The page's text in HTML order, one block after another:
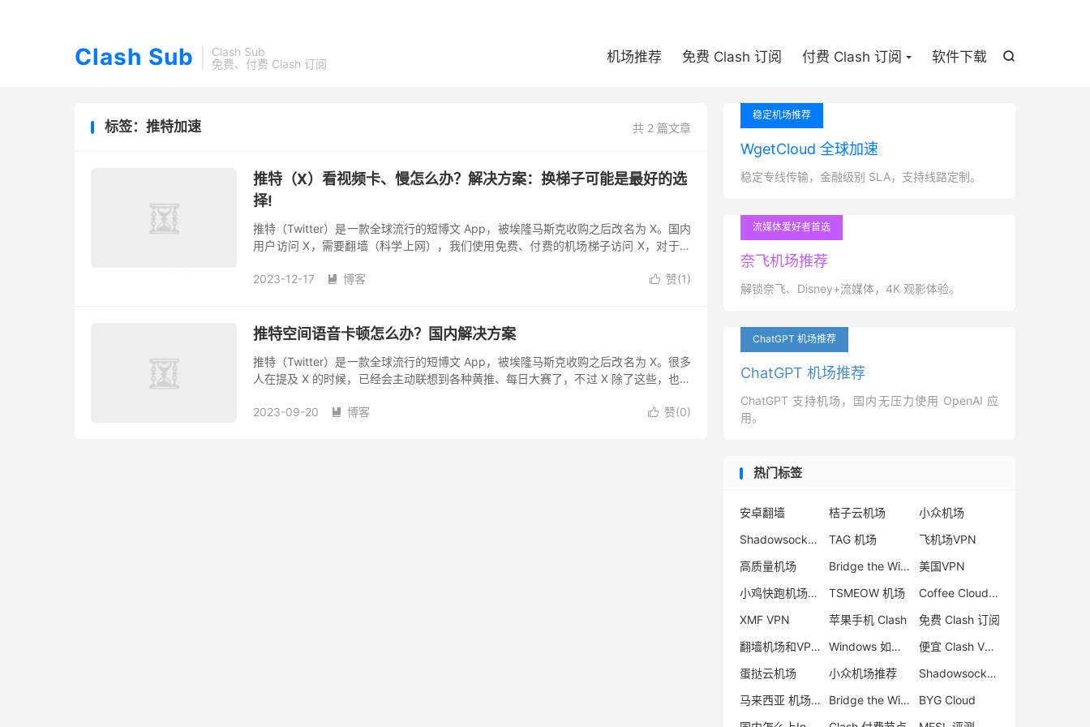
Clash Sub
Clash Sub
免费、付费 Clash 订阅

机场推荐 免费 Clash 订阅 付费 Clash 订阅 软件下载
共 2 篇文章
标签：推特加速
推特（X）看视频卡、慢怎么办？解决方案：换梯子可能是最好的选
择!
推特（Twitter）是一款全球流行的短博文 App，被埃隆马斯克收购之后改名为 X。国内
用户访问 X，需要翻墙（科学上网），我们使用免费、付费的机场梯子访问 X，对于网
 赞(1)
2023-12-17  博客
推特空间语音卡顿怎么办？国内解决方案
推特（Twitter）是一款全球流行的短博文 App，被埃隆马斯克收购之后改名为 X。很多
人在提及 X 的时候，已经会主动联想到各种黄推、每日大赛了，不过 X 除了这些，也有
 赞(0)
2023-09-20  博客
稳定机场推荐
WgetCloud 全球加速
稳定专线传输，金融级别 SLA，支持线路定制。
流媒体爱好者首选
奈飞机场推荐
解锁奈飞、Disney+流媒体，4K 观影体验。
ChatGPT 机场推荐
ChatGPT 机场推荐
ChatGPT 支持机场，国内无压力使用 OpenAI 应
用。
热门标签
安卓翻墙 桔子云机场
小众机场
Shadowsocks Trojan 区别
TAG 机场
飞机场VPN
高质量机场
Bridge the Wise
美国VPN
小鸡快跑机场评测
TSMEOW 机场
Coffee Cloud 机场
XMF VPN
苹果手机 Clash
免费 Clash 订阅
翻墙机场和VPN区别
Windows 如何使用 Clash
便宜 Clash VPN推荐
蛋挞云机场
小众机场推荐
Shadowsocks-2022 协议
马来西亚 机场节点
Bridge the Wise 机场怎么样
BYG Cloud